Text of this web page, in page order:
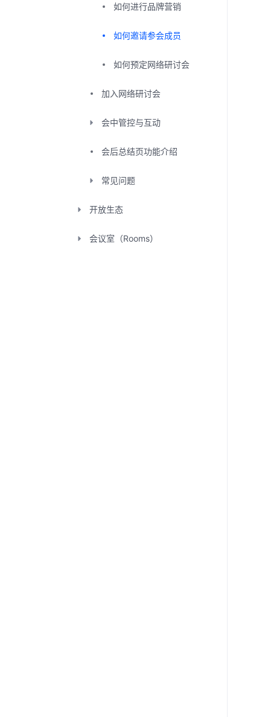
如何进行品牌营销
如何邀请参会成员
如何预定网络研讨会
加入网络研讨会
会中管控与互动
会后总结页功能介绍
常见问题
开放生态
会议室（Rooms）